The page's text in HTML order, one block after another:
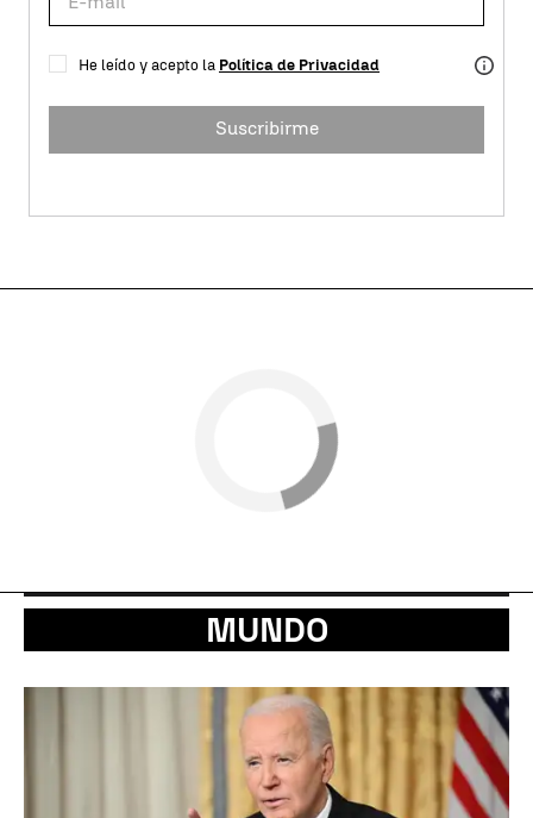
He leído y acepto la Política de Privacidad
Suscribirme
MUNDO